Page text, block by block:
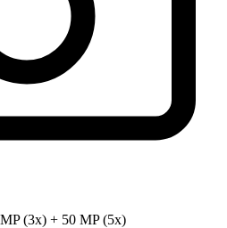
(3x) + 50 MP (5x)